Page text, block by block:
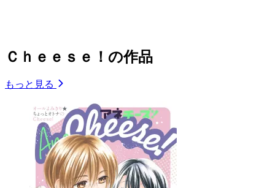
Ｃｈｅｅｓｅ！の作品
もっと見る